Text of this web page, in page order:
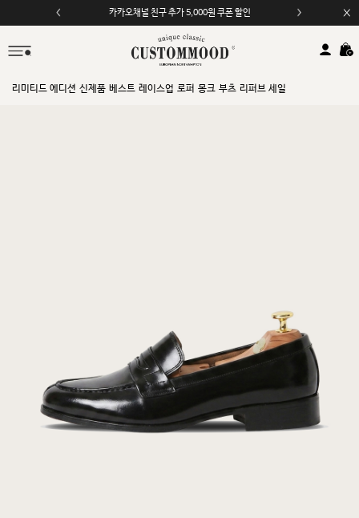
카카오채널 친구 추가 5,000원 쿠폰 할인
모바일 앱 자동 2,000원 할인
리미티드 에디션 신제품 베스트 레이스업 로퍼 몽크 부츠 리퍼브 세일